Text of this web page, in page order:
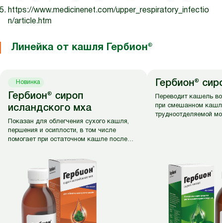
https://www.medicinenet.com/upper_respiratory_infectio
n/article.htm
Линейка от кашля Гербион®
Новинка
Гербион® сироп
исландского мха
Показан для облегчения сухого кашля,
першения и осиплости, в том числе
помогает при остаточном кашле после
Гербион®
Переводит кашель
при смешанном
трудноотделяемой